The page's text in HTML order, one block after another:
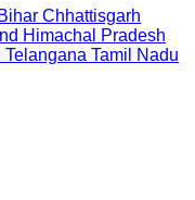
Bihar Chhattisgarh
Himachal Pradesh
Telangana Tamil Nadu